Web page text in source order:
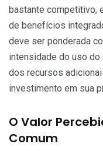
bastante competitivo,
de benefícios
deve ser ponderada
intensidade do uso do
dos recursos
investimento em sua
O Valor
Comum